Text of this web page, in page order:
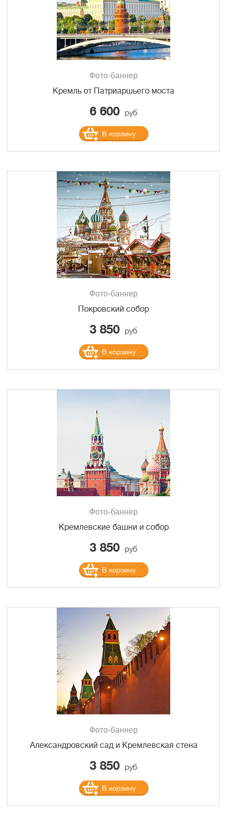
Фото-баннер
Кремль от Патриаршьего моста
6 600 руб
В корзину
Фото-баннер
Покровский собор
3 850 руб
В корзину
Фото-баннер
Кремлевские башни и собор
3 850 руб
В корзину
Фото-баннер
Александровский сад и Кремлевская стена
3 850 руб
В корзину